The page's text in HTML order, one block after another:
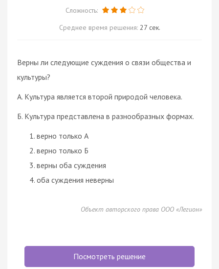
Сложность:
Среднее время решения: 27 сек.
Верны ли следующие суждения о связи общества и
культуры?
А. Культура является второй природой человека.
Б. Культура представлена в разнообразных формах.
верно только А
верно только Б
верны оба суждения
оба суждения неверны
Объект авторского права ООО «Легион»
Посмотреть решение